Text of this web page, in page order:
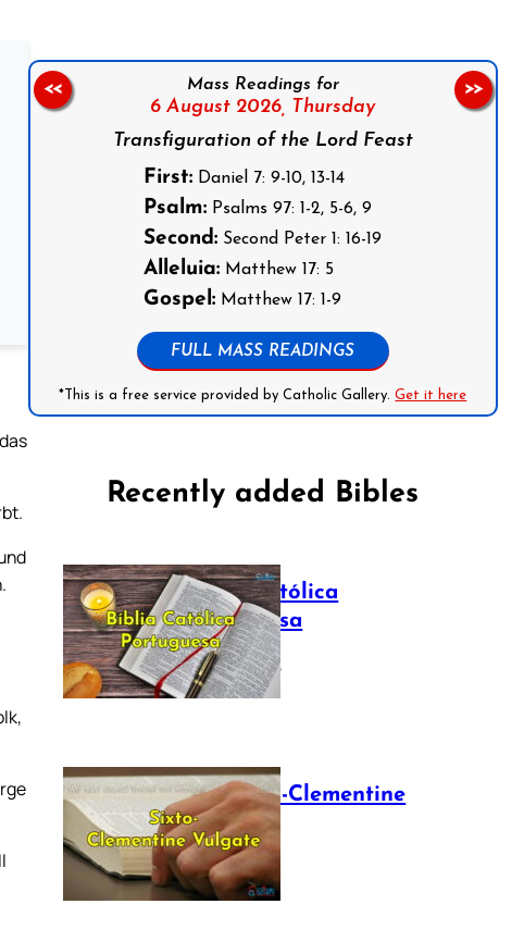
Mass Readings for
6 August 2026, Thursday
Transfiguration of the Lord Feast
First: Daniel 7: 9-10, 13-14
Psalm: Psalms 97: 1-2, 5-6, 9
Second: Second Peter 1: 16-19
Alleluia: Matthew 17: 5
Gospel: Matthew 17: 1-9
FULL MASS READINGS
*This is a free service provided by Catholic Gallery.Get it here
<< >>
Recently added Bibles
Bíblia Católica
Portuguesa
July 16, 2025
The Sixto-Clementine
Vulgate
July 12, 2025